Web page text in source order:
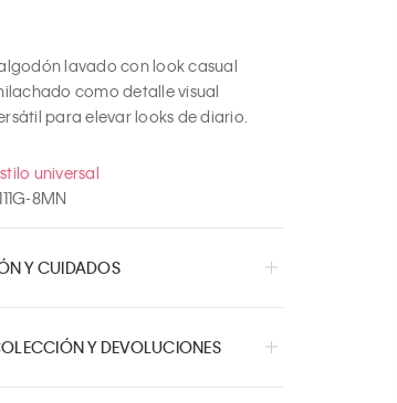
lavado con look casual
como detalle visual
para elevar looks de diario.
universal
8MN
Y CUIDADOS
Y DEVOLUCIONES